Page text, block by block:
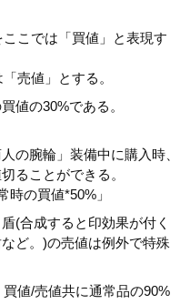
こでは「買値」と表現す
売値」とする。
値の30%である。
の腕輪」装備中に購入時、
ることができる。
時の買値*50%」
(合成すると印効果が付く
ど。)の売値は例外で特殊
値/売値共に通常品の90%